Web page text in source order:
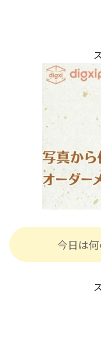
今日は